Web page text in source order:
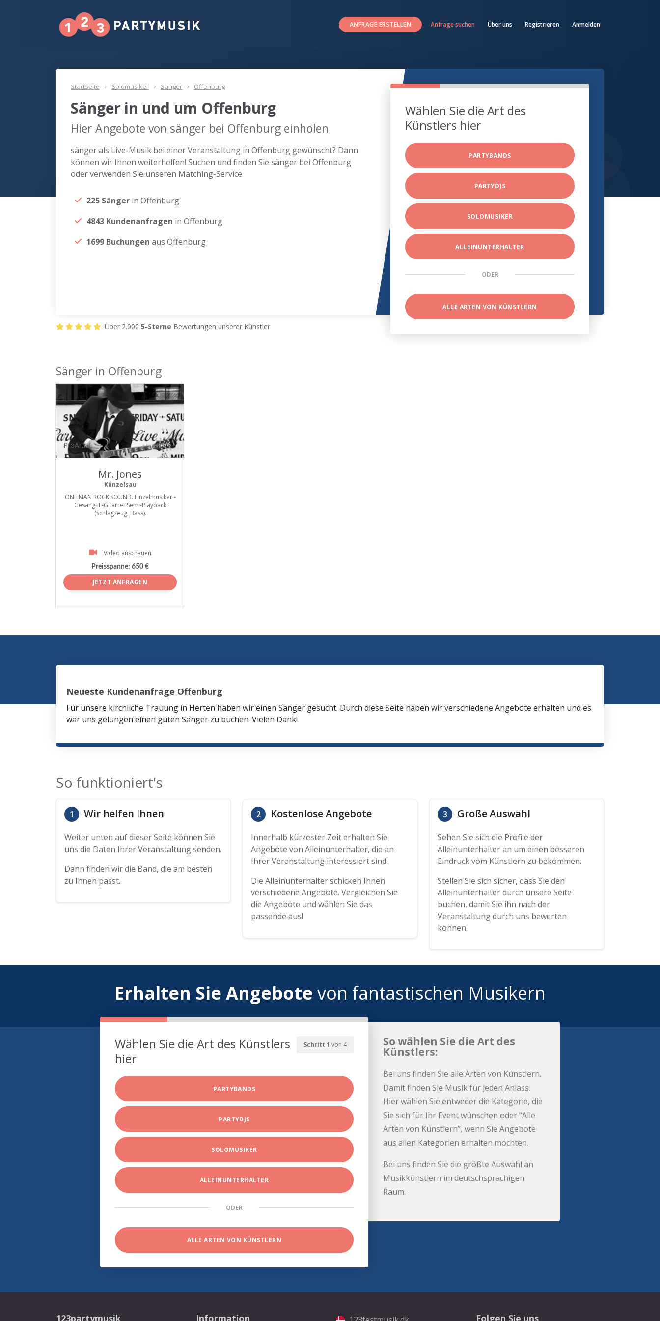
ANFRAGE ERSTELLEN Anfrage suchen Über uns Registrieren Anmelden
Startseite Solomusiker Sänger Offenburg
Sänger in und um Offenburg
Hier Angebote von sänger bei Offenburg einholen
sänger als Live-Musik bei einer Veranstaltung in Offenburg gewünscht? Dann
können wir Ihnen weiterhelfen! Suchen und finden Sie sänger bei Offenburg
oder verwenden Sie unseren Matching-Service.
225 Sänger in Offenburg
4843 Kundenanfragen in Offenburg
1699 Buchungen aus Offenburg
Wählen Sie die Art des
Künstlers hier
PARTYBANDS
PARTYDJS
SOLOMUSIKER
ALLEINUNTERHALTER
ODER
ALLE ARTEN VON KÜNSTLERN
Über 2.000 5-Sterne Bewertungen unserer Künstler
Sänger in Offenburg
ProArtist
Mr. Jones
Künzelsau
ONE MAN ROCK SOUND. Einzelmusiker -
Gesang+E-Gitarre+Semi-Playback
(Schlagzeug, Bass).
Video anschauen
Preisspanne: 650 €
JETZT ANFRAGEN
Neueste Kundenanfrage Offenburg
Für unsere kirchliche Trauung in Herten haben wir einen Sänger gesucht. Durch diese Seite haben wir verschiedene Angebote erhalten und es
war uns gelungen einen guten Sänger zu buchen. Vielen Dank!
So funktioniert's
1 Wir helfen Ihnen
Weiter unten auf dieser Seite können Sie
uns die Daten Ihrer Veranstaltung senden.
Dann finden wir die Band, die am besten
zu Ihnen passt.
2 Kostenlose Angebote
Innerhalb kürzester Zeit erhalten Sie
Angebote von Alleinunterhalter, die an
Ihrer Veranstaltung interessiert sind.
Die Alleinunterhalter schicken Ihnen
verschiedene Angebote. Vergleichen Sie
die Angebote und wählen Sie das
passende aus!
3 Große Auswahl
Sehen Sie sich die Profile der
Alleinunterhalter an um einen besseren
Eindruck vom Künstlern zu bekommen.
Stellen Sie sich sicher, dass Sie den
Alleinunterhalter durch unsere Seite
buchen, damit Sie ihn nach der
Veranstaltung durch uns bewerten
können.
Erhalten Sie Angebote von fantastischen Musikern
Schritt 1 von 4
Wählen Sie die Art des Künstlers
hier
PARTYBANDS
PARTYDJS
SOLOMUSIKER
ALLEINUNTERHALTER
ODER
ALLE ARTEN VON KÜNSTLERN
So wählen Sie die Art des
Künstlers:
Bei uns finden Sie alle Arten von Künstlern.
Damit finden Sie Musik für jeden Anlass.
Hier wählen Sie entweder die Kategorie, die
Sie sich für Ihr Event wünschen oder “Alle
Arten von Künstlern”, wenn Sie Angebote
aus allen Kategorien erhalten möchten.
Bei uns finden Sie die größte Auswahl an
Musikkünstlern im deutschsprachigen
Raum.
123partymusik Information Folgen Sie uns